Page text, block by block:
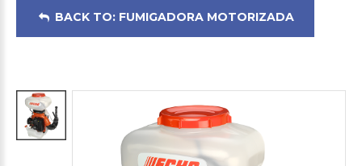
BACK TO: FUMIGADORA MOTORIZADA